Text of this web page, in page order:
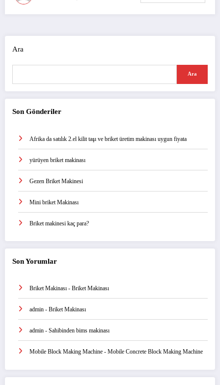
Ara
Ara
Son Gönderiler
Afrika da satılık 2.el kilit taşı ve briket üretim makinası uygun fiyata
yürüyen briket makinası
Gezen Briket Makinesi
Mini briket Makinası
Briket makinesi kaç para?
Son Yorumlar
Briket Makinası - Briket Makinası
admin - Briket Makinası
admin - Sahibinden bims makinası
Mobile Block Making Machine - Mobile Concrete Block Making Machine